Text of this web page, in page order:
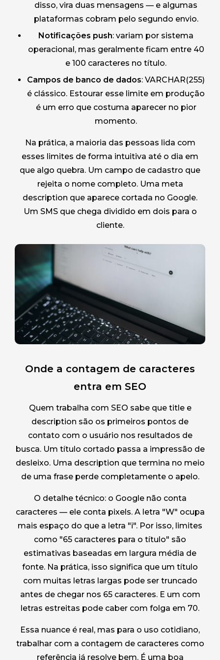
disso, vira duas mensagens — e algumas
plataformas cobram pelo segundo envio.
Notificações push: variam por sistema
operacional, mas geralmente ficam entre 40
e 100 caracteres no título.
Campos de banco de dados: VARCHAR(255)
é clássico. Estourar esse limite em produção
é um erro que costuma aparecer no pior
momento.
Na prática, a maioria das pessoas lida com
esses limites de forma intuitiva até o dia em
que algo quebra. Um campo de cadastro que
rejeita o nome completo. Uma meta
description que aparece cortada no Google.
Um SMS que chega dividido em dois para o
cliente.
Onde a contagem de caracteres
entra em SEO
Quem trabalha com SEO sabe que title e
description são os primeiros pontos de
contato com o usuário nos resultados de
busca. Um título cortado passa a impressão de
desleixo. Uma description que termina no meio
de uma frase perde completamente o apelo.
O detalhe técnico: o Google não conta
caracteres — ele conta pixels. A letra "W" ocupa
mais espaço do que a letra "i". Por isso, limites
como "65 caracteres para o título" são
estimativas baseadas em largura média de
fonte. Na prática, isso significa que um título
com muitas letras largas pode ser truncado
antes de chegar nos 65 caracteres. E um com
letras estreitas pode caber com folga em 70.
Essa nuance é real, mas para o uso cotidiano,
trabalhar com a contagem de caracteres como
referência já resolve bem. É uma boa